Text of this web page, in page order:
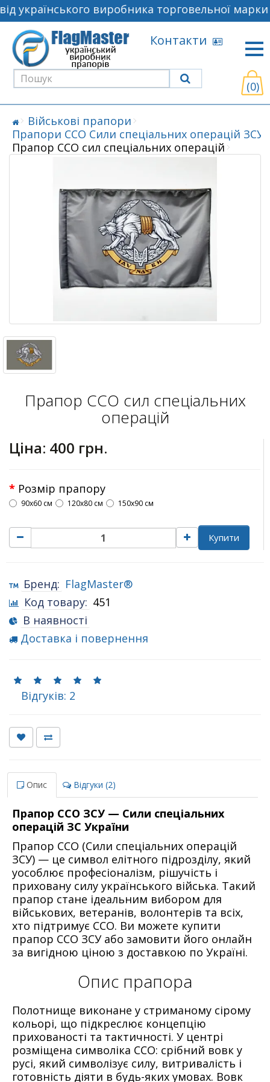
українського виробника торговельної
Контакти
(0)
Військові прапори
Прапори ССО Сили спеціальних операцій ЗСУ
Прапор ССО сил спеціальних операцій
Прапор ССО сил спеціальних
операцій
Ціна: 400 грн.
Розмір прапору
90х60 см 120х80 см 150х90 см
Купити
Бренд: FlagMaster®
Код товару: 451
В наявності
Доставка і повернення
Відгуків: 2
Опис Відгуки (2)
Прапор ССО ЗСУ — Сили спеціальних
операцій ЗС України
Прапор ССО (Сили спеціальних операцій
ЗСУ) — це символ елітного підрозділу, який
уособлює професіоналізм, рішучість і
приховану силу українського війська. Такий
прапор стане ідеальним вибором для
військових, ветеранів, волонтерів та всіх,
хто підтримує ССО. Ви можете купити
прапор ССО ЗСУ або замовити його онлайн
за вигідною ціною з доставкою по Україні.
Опис прапора
Полотнище виконане у стриманому сірому
кольорі, що підкреслює концепцію
прихованості та тактичності. У центрі
розміщена символіка ССО: срібний вовк у
русі, який символізує силу, витривалість і
готовність діяти в будь-яких умовах. Вовк